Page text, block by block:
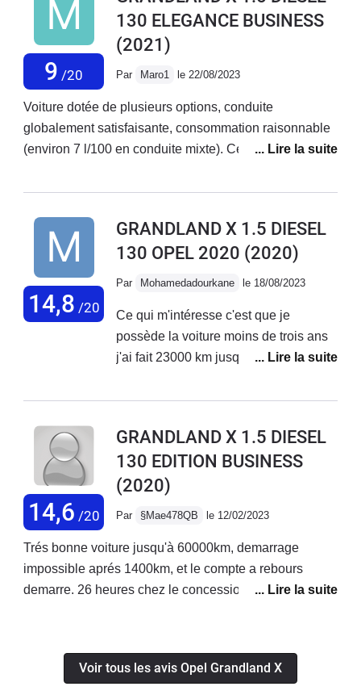
diluée dans l'essence).- OPEL France contacté à
plusieurs reprises, médiation rejetée par OPEL, tous
ces défauts sont niés et jetés aux oubliettes par
STELLANTIS. Il faut juste payer des diagnostics sans
solution...
9 /20
130 ELEGANCE BUSINESS
(2021)
Par Maro1 le 22/08/2023
Voiture dotée de plusieurs options, conduite
globalement satisfaisante, consommation raisonnable
(environ 7 l/100 en conduite mixte). Cependant
très capricieux, espaces de rangement réduits,
récurrent de l'antipollution (retour au concessionnaire
une quinzaine de fois sans que le problème ne soit
réglé!!!).
14,8 /20
GRANDLAND X 1.5 DIESEL
130 OPEL 2020 (2020)
Par Mohamedadourkane le 18/08/2023
Ce qui m'intéresse c'est que je
possède la voiture moins de trois ans
j'ai fait 23000 km jusqu'à maintenant et
le témoin moteur et le défaut de
de la voiture La consommation
normale La sécurité idéal La
comfortable du voiture est satisfaisante
14,6 /20
GRANDLAND X 1.5 DIESEL
130 EDITION BUSINESS
(2020)
Par §Mae478QB le 12/02/2023
Trés bonne voiture jusqu'à 60000km, demarrage
impossible aprés 1400km, et le compte a rebours
demarre. 26 heures chez le concessionnaire,
80000km, retour du probleme, le concessionnaire ne
veut plus la prendre en charge, motif, probleme
Voir tous les avis Opel Grandland X